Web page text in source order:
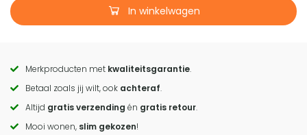
In winkelwagen
Call
to
actions
Merkproducten met kwaliteitsgarantie.
Betaal zoals jij wilt, ook achteraf.
Altijd gratis verzending én gratis retour.
Mooi wonen, slim gekozen!